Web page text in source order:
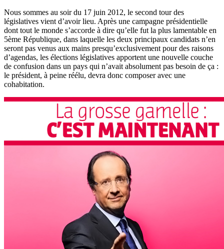
Nous sommes au soir du 17 juin 2012, le second tour des
législatives vient d’avoir lieu. Après une campagne présidentielle
dont tout le monde s’accorde à dire qu’elle fut la plus lamentable en
5ème République, dans laquelle les deux principaux candidats n’en
seront pas venus aux mains presqu’exclusivement pour des raisons
d’agendas, les élections législatives apportent une nouvelle couche
de confusion dans un pays qui n’avait absolument pas besoin de ça :
le président, à peine réélu, devra donc composer avec une
cohabitation.